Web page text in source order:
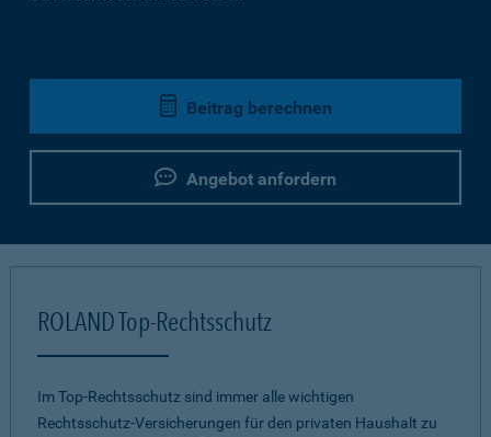
Beitrag berechnen
Angebot anfordern
ROLAND Top-Rechtsschutz
Im Top-Rechtsschutz sind immer alle wichtigen
Rechtsschutz-Versicherungen für den privaten Haushalt zu